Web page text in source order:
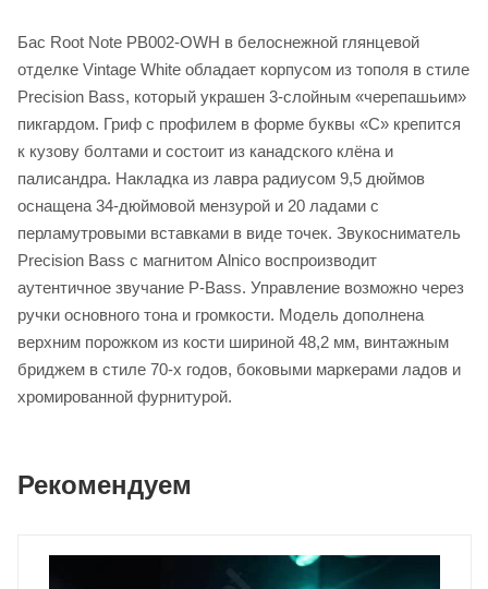
Бас Root Note PB002-OWH в белоснежной глянцевой
отделке Vintage White обладает корпусом из тополя в стиле
Precision Bass, который украшен 3-слойным «черепашьим»
пикгардом. Гриф с профилем в форме буквы «С» крепится
к кузову болтами и состоит из канадского клёна и
палисандра. Накладка из лавра радиусом 9,5 дюймов
оснащена 34-дюймовой мензурой и 20 ладами с
перламутровыми вставками в виде точек. Звукосниматель
Precision Bass с магнитом Alnico воспроизводит
аутентичное звучание P-Bass. Управление возможно через
ручки основного тона и громкости. Модель дополнена
верхним порожком из кости шириной 48,2 мм, винтажным
бриджем в стиле 70-х годов, боковыми маркерами ладов и
хромированной фурнитурой.
Рекомендуем